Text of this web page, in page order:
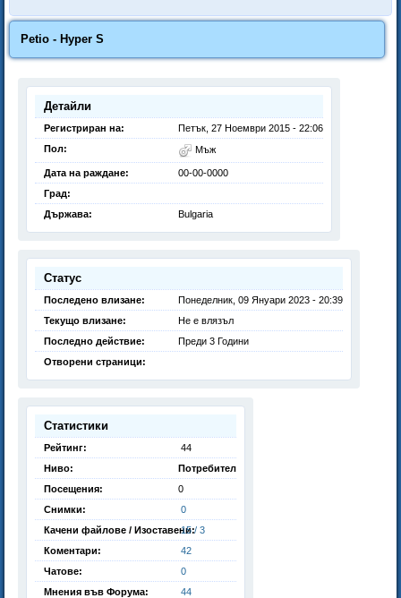
Petio - Hyper S
Детайли
Регистриран на:
Петък, 27 Ноември 2015 - 22:06
Пол:
Мъж
Дата на раждане:
00-00-0000
Град:
Държава:
Bulgaria
Статус
Последено влизане:
Понеделник, 09 Януари 2023 - 20:39
Текущо влизане:
Не е влязъл
Последно действие:
Преди 3 Години
Отворени страници:
Статистики
Рейтинг:
44
Ниво:
Потребител
Посещения:
0
Снимки:
0
Качени файлове / Изоставени:
15 / 3
Коментари:
42
Чатове:
0
Мнения във Форума:
44